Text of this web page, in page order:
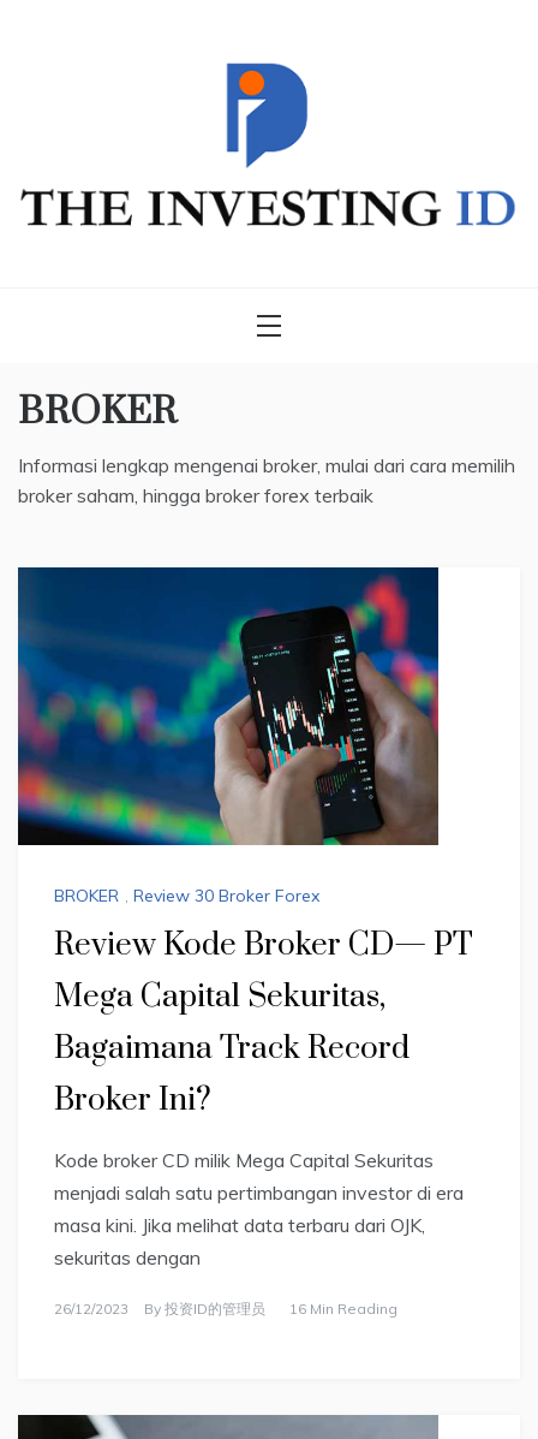
BROKER
Informasi lengkap mengenai broker, mulai dari cara memilih
broker saham, hingga broker forex terbaik
BROKER , Review 30 Broker Forex
Review Kode Broker CD— PT
Mega Capital Sekuritas,
Bagaimana Track Record
Broker Ini?
Kode broker CD milik Mega Capital Sekuritas
menjadi salah satu pertimbangan investor di era
masa kini. Jika melihat data terbaru dari OJK,
sekuritas dengan
26/12/2023 By 投资ID的管理员 16 Min Reading